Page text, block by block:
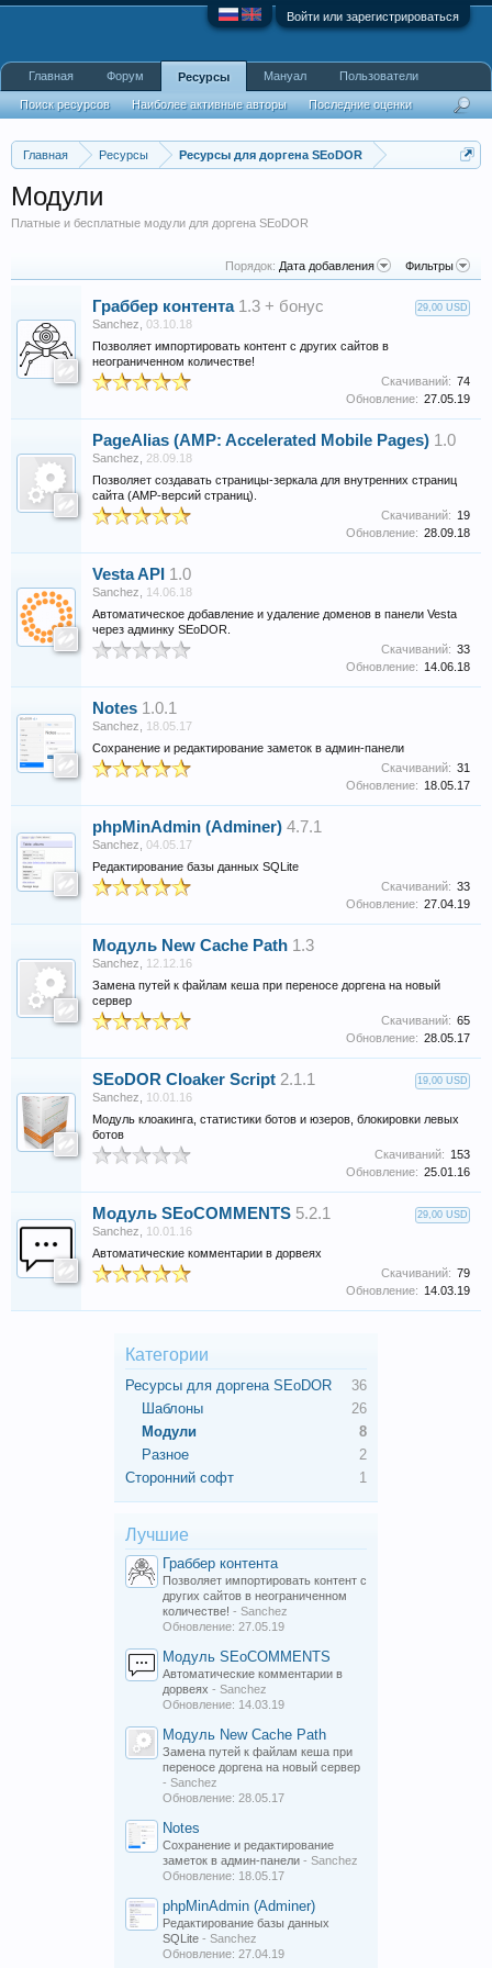
Войти или зарегистрироваться
Главная Ресурсы Ресурсы для доргена SEoDOR
Модули
Платные и бесплатные модули для доргена SEoDOR
Категории
Ресурсы для доргена SEoDOR
36
Шаблоны
26
Модули
8
Разное
2
Сторонний софт
1
Лучшие
Граббер контента
Позволяет импортировать контент с
других сайтов в неограниченном
количестве! - Sanchez
Обновление: 27.05.19
Модуль SEoCOMMENTS
Автоматические комментарии в
дорвеях - Sanchez
Обновление: 14.03.19
Модуль New Cache Path
Замена путей к файлам кеша при
переносе доргена на новый сервер
- Sanchez
Обновление: 28.05.17
Notes
Сохранение и редактирование
заметок в админ-панели - Sanchez
Обновление: 18.05.17
phpMinAdmin (Adminer)
Редактирование базы данных
SQLite - Sanchez
Обновление: 27.04.19
Порядок: Дата добавления Фильтры
29,00 USD
Граббер контента 1.3 + бонус
Sanchez 03.10.18
Позволяет импортировать контент с других сайтов в
неограниченном количестве!
Скачиваний: 74
Обновление: 27.05.19
PageAlias (AMP: Accelerated Mobile Pages) 1.0
Sanchez
28.09.18
Позволяет создавать страницы-зеркала для внутренних страниц
сайта (AMP-версий страниц).
Скачиваний: 19
Обновление: 28.09.18
Vesta API 1.0
Sanchez
14.06.18
Автоматическое добавление и удаление доменов в панели Vesta
через админку SEoDOR.
Скачиваний: 33
Обновление: 14.06.18
Notes 1.0.1
Sanchez
18.05.17
Сохранение и редактирование заметок в админ-панели
Скачиваний: 31
Обновление: 18.05.17
phpMinAdmin (Adminer) 4.7.1
Sanchez 04.05.17
Редактирование базы данных SQLite
Скачиваний: 33
Обновление: 27.04.19
Модуль New Cache Path 1.3
Sanchez
12.12.16
Замена путей к файлам кеша при переносе доргена на новый
сервер
Скачиваний: 65
Обновление: 28.05.17
19,00 USD
SEoDOR Cloaker Script 2.1.1
Sanchez
10.01.16
Модуль клоакинга, статистики ботов и юзеров, блокировки левых
ботов
Скачиваний: 153
Обновление: 25.01.16
29,00 USD
Модуль SEoCOMMENTS 5.2.1
Sanchez
10.01.16
Автоматические комментарии в дорвеях
Скачиваний: 79
Обновление: 14.03.19
Главная Форум Ресурсы
Поиск ресурсов Наиболее активные авторы Последние оценки
Мануал Пользователи